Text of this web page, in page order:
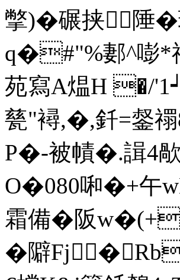
撆 )� 碾挟
q�#"%郪^嘭*
苑寫A煴H �/
甆"襑,�,釺=錖
P�-被幘�.諿4
O�080啝�+
霜備�阪
�隦